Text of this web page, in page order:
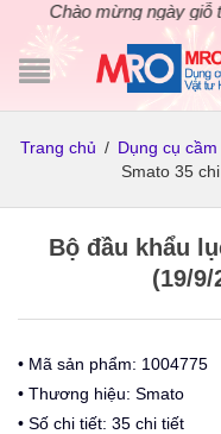
Chào mừng ngày giỗ
Trang chủ / Dụng cụ cầm
Smato 35
Bộ đầu khẩu
(19/
• Mã sản phẩm: 1004775
• Thương hiệu: Smato
• Số chi tiết: 35 chi tiết